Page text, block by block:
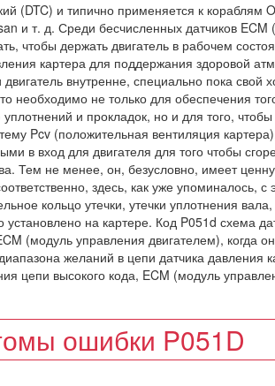
(DTC) и типично применяется к кораблям
и т. д. Среди бесчисленных датчиков ECM
чтобы держать двигатель в рабочем
картера для поддержания здоровой
внутренне, специально пока свой
необходимо не только для обеспечения
и прокладок, но и для того, чтобы
Pcv (положительная вентиляция
в вход для двигателя для того чтобы
Тем не менее, он, безусловно, имеет
здесь, как уже упоминалось,
кольцо утечки, утечки уплотнения
на картере. Код P051d схема
(модуль управления двигателем), когда
желаний в цепи датчика давления
цепи высокого кода, ECM (модуль
ошибки P051D